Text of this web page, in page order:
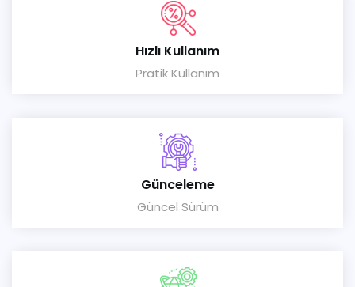
Hızlı Kullanım
Pratik Kullanım
Günceleme
Güncel Sürüm